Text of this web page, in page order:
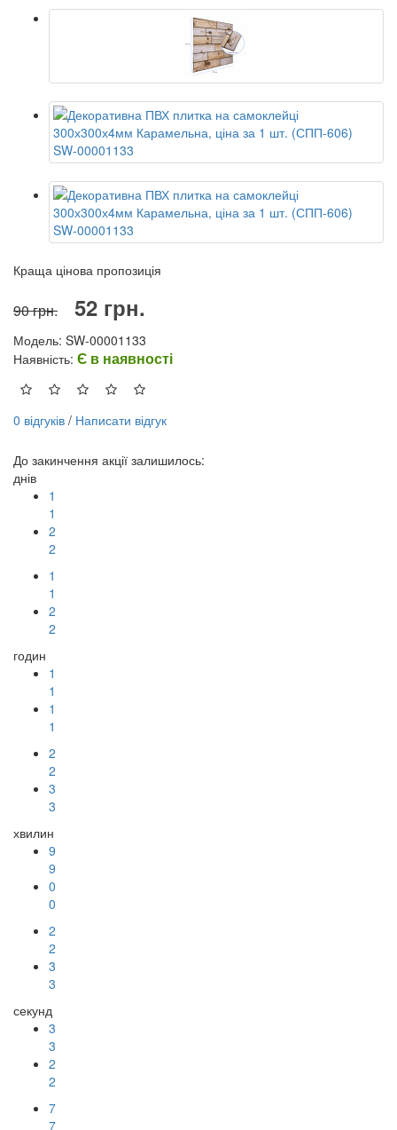
Краща цінова пропозиція
90 грн. 52 грн.
Модель: SW-00001133
Наявність: Є в наявності
0 відгуків / Написати відгук
До закинчення акції залишилось:
днів
1
1
2
2
1
1
2
2
годин
1
1
1
1
2
2
3
3
хвилин
9
9
0
0
2
2
3
3
секунд
3
3
2
2
6
6